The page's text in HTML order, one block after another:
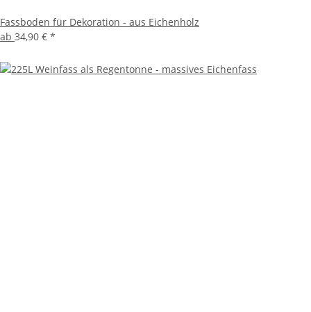
Fassboden für Dekoration - aus Eichenholz
ab 34,90 € *